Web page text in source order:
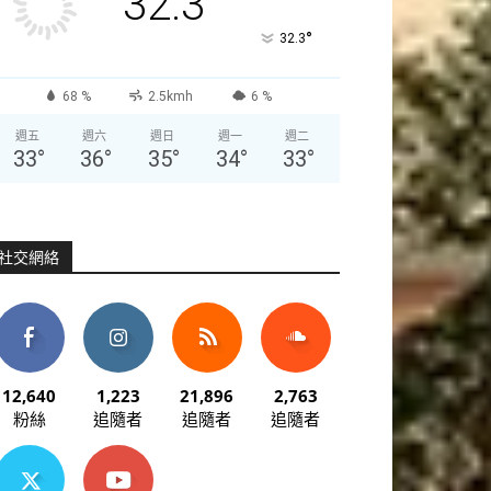
32.3°
68 % 2.5kmh 6 %
週五
33°
週六
36°
週日
35°
週一
34°
週二
33°
交網絡
12,640
粉絲
1,223
追隨者
21,896
追隨者
2,763
追隨者